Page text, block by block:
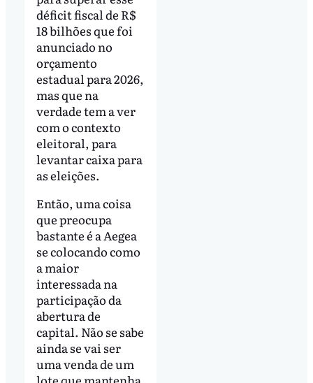
déficit fiscal de R$
18 bilhões que foi
anunciado no
orçamento
estadual para 2026,
mas que na
verdade tem a ver
com o contexto
eleitoral, para
levantar caixa para
as eleições.
Então, uma coisa
que preocupa
bastante é a Aegea
se colocando como
a maior
interessada na
participação da
abertura de
capital. Não se sabe
ainda se vai ser
uma venda de um